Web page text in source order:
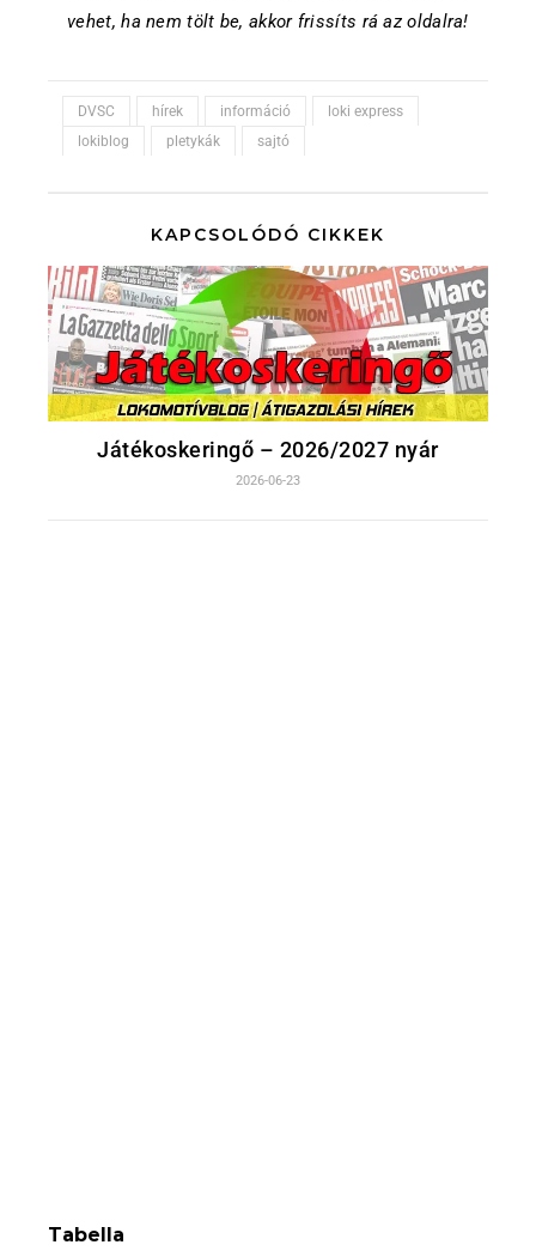
vehet, ha nem tölt be, akkor frissíts rá az oldalra!
DVSC hírek információ
loki express
lokiblog
pletykák sajtó
KAPCSOLÓDÓ CIKKEK
Játékoskeringő – 2026/2027 nyár
2026-06-23
Tabella